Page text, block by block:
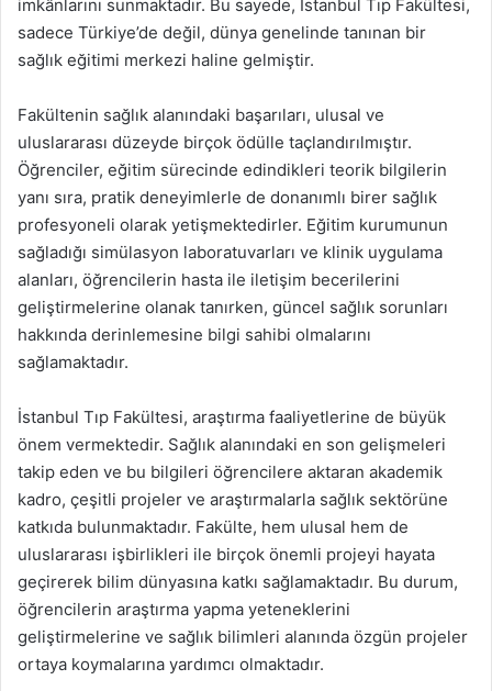
imkânlarını sunmaktadır. Bu sayede, İstanbul Tıp Fakültesi,
sadece Türkiye’de değil, dünya genelinde tanınan bir
sağlık eğitimi merkezi haline gelmiştir.
Fakültenin sağlık alanındaki başarıları, ulusal ve
uluslararası düzeyde birçok ödülle taçlandırılmıştır.
Öğrenciler, eğitim sürecinde edindikleri teorik bilgilerin
yanı sıra, pratik deneyimlerle de donanımlı birer sağlık
profesyoneli olarak yetişmektedirler. Eğitim kurumunun
sağladığı simülasyon laboratuvarları ve klinik uygulama
alanları, öğrencilerin hasta ile iletişim becerilerini
geliştirmelerine olanak tanırken, güncel sağlık sorunları
hakkında derinlemesine bilgi sahibi olmalarını
sağlamaktadır.
İstanbul Tıp Fakültesi, araştırma faaliyetlerine de büyük
önem vermektedir. Sağlık alanındaki en son gelişmeleri
takip eden ve bu bilgileri öğrencilere aktaran akademik
kadro, çeşitli projeler ve araştırmalarla sağlık sektörüne
katkıda bulunmaktadır. Fakülte, hem ulusal hem de
uluslararası işbirlikleri ile birçok önemli projeyi hayata
geçirerek bilim dünyasına katkı sağlamaktadır. Bu durum,
öğrencilerin araştırma yapma yeteneklerini
geliştirmelerine ve sağlık bilimleri alanında özgün projeler
ortaya koymalarına yardımcı olmaktadır.